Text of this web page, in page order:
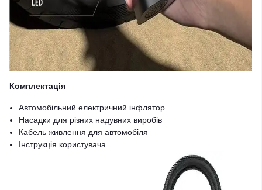
Комплектація
Автомобільний електричний інфлятор
Насадки для різних надувних виробів
Кабель живлення для автомобіля
Інструкція користувача